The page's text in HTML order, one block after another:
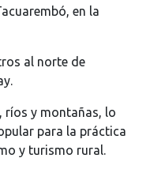
en la
al norte de
ríos y montañas, lo
para la práctica
y turismo rural.